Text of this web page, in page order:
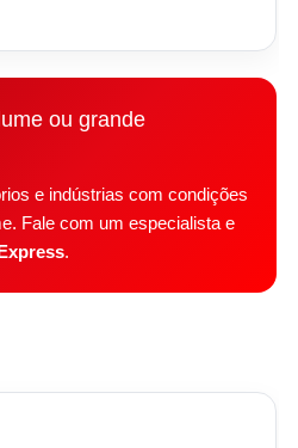
ou grande
e indústrias com condições
Fale com um especialista e
.